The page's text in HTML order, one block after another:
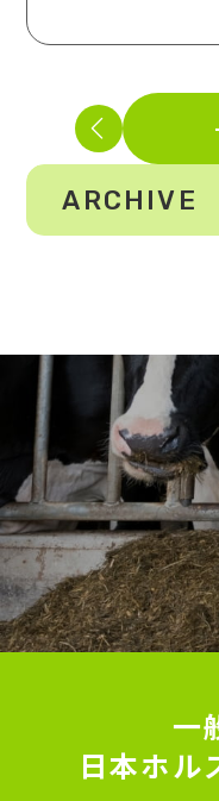
ARCHIVE
一
日本ホル